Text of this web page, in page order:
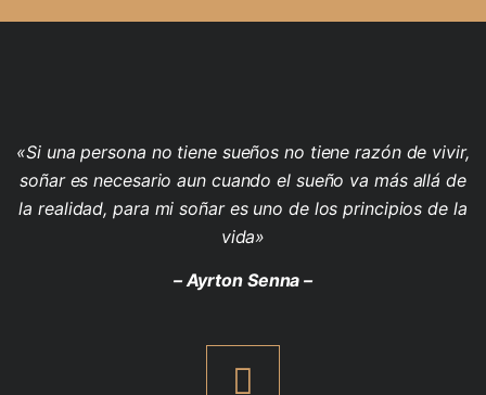
«Si una persona no tiene sueños no tiene razón de vivir,
soñar es necesario aun cuando el sueño va más allá de
la realidad, para mi soñar es uno de los principios de la
vida»
– Ayrton Senna –